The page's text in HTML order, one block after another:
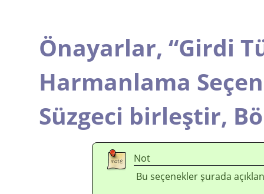
Önayarlar, “Girdi
Harmanlama
Süzgeci birleştir,
Not
Bu seçenekler şurada